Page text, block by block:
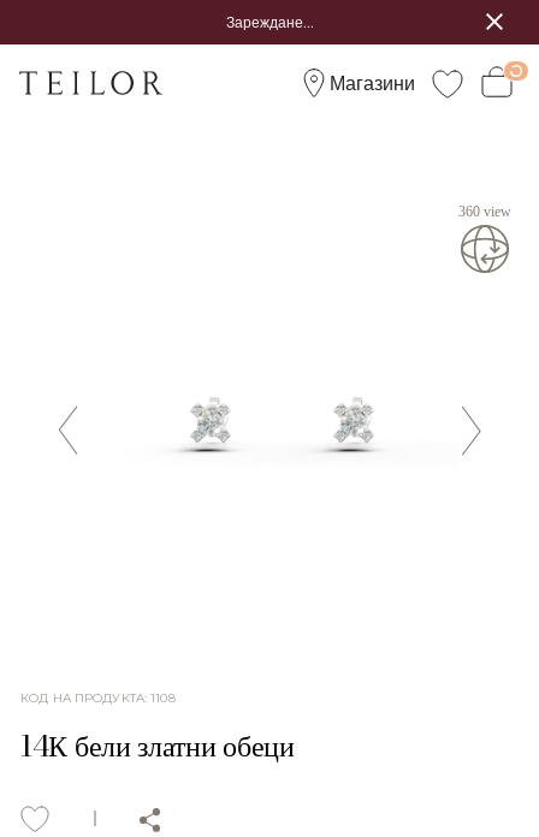
Зареждане...
Магазини
360 view
КОД НА ПРОДУКТА:1108
14К бели златни обеци